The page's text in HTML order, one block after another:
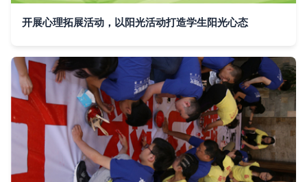
开展心理拓展活动，以阳光活动打造学生阳光心态